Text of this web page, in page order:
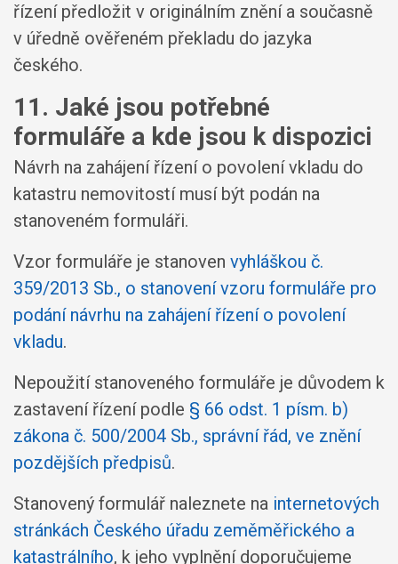
řízení předložit v originálním znění a současně
v úředně ověřeném překladu do jazyka
českého.
11. Jaké jsou potřebné
formuláře a kde jsou k dispozici
Návrh na zahájení řízení o povolení vkladu do
katastru nemovitostí musí být podán na
stanoveném formuláři.
Vzor formuláře je stanoven vyhláškou č.
359/2013 Sb., o stanovení vzoru formuláře pro
podání návrhu na zahájení řízení o povolení
vkladu.
Nepoužití stanoveného formuláře je důvodem k
zastavení řízení podle § 66 odst. 1 písm. b)
zákona č. 500/2004 Sb., správní řád, ve znění
pozdějších předpisů.
Stanovený formulář naleznete na internetových
stránkách Českého úřadu zeměměřického a
katastrálního, k jeho vyplnění doporučujeme